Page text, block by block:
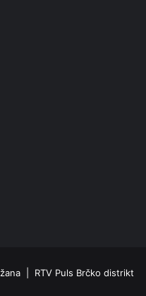
| RTV Puls Brčko distrikt